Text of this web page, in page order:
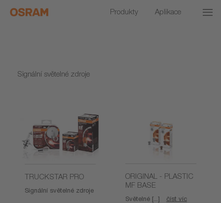
Produkty Aplikace
Signální světelné zdroje
TRUCKSTAR PRO
Signální světelné zdroje
ORIGINAL - PLASTIC
MF BASE
Světelné [...] číst víc